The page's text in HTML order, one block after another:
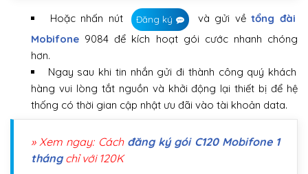
Hoặc nhấn nút Đăng ký và gửi vềtổng đài
Mobifone 9084 để kích hoạt gói cước nhanh chóng
hơn.
Ngay sau khi tin nhắn gửi đi thành công quý khách
hàng vui lòng tắt nguồn và khởi động lại thiết bị để hệ
thống có thời gian cập nhật ưu đãi vào tài khoản data.
» Xem ngay: Cách đăng ký gói C120 Mobifone 1
thángchỉ với 120K